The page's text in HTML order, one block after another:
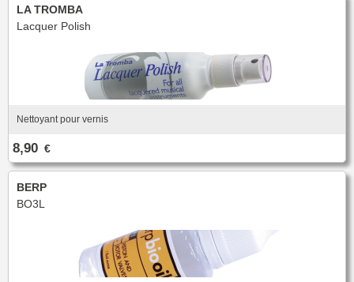
LA TROMBA
Lacquer Polish
Nettoyant pour vernis
8,90 €
BERP
BO3L